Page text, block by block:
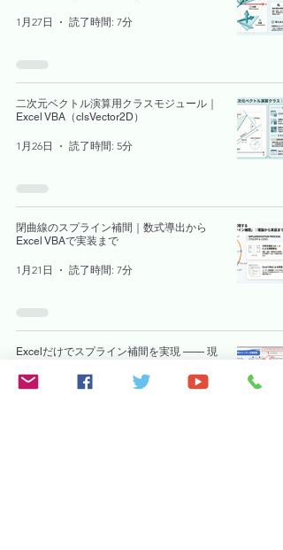
1月27日 読了時間: 7分
二次元ベクトル演算用クラスモジュール｜
Excel VBA（clsVector2D）
1月26日 読了時間: 5分
閉曲線のスプライン補間｜数式導出から
Excel VBAで実装まで
1月21日 読了時間: 7分
Excelだけでスプライン補間を実現 —— 現
VBAで開発